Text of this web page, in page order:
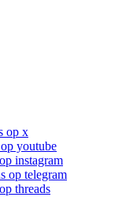
op x
youtube
instagram
op telegram
threads